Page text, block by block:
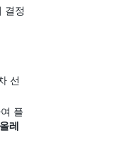
결정
선
플
올레